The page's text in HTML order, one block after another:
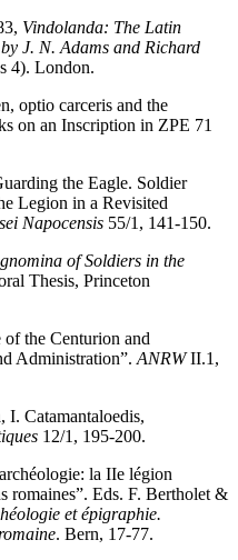
Vindolanda: The Latin
J. N. Adams and Richard
4). London.
optio carceris and the
on an Inscription in ZPE 71
the Eagle. Soldier
Legion in a Revisited
Napocensis 55/1, 141-150.
of Soldiers in the
Thesis, Princeton
the Centurion and
Administration”. ANRWII.1,
I. Catamantaloedis,
12/1, 195-200.
la IIe légion
romaines”. Eds. F. Bertholet &
et épigraphie.
. Bern, 17-77.